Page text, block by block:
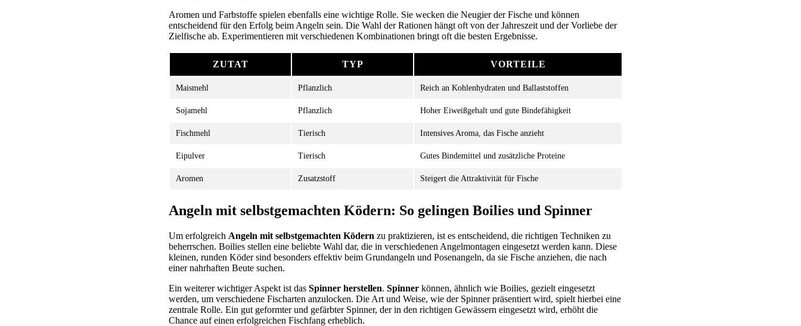
Aromen und Farbstoffe spielen ebenfalls eine wichtige Rolle. Sie wecken die Neugier der Fische und können
entscheidend für den Erfolg beim Angeln sein. Die Wahl der Rationen hängt oft von der Jahreszeit und der Vorliebe der
Zielfische ab. Experimentieren mit verschiedenen Kombinationen bringt oft die besten Ergebnisse.
ZUTAT TYP VORTEILE
Maismehl Pflanzlich Reich an Kohlenhydraten und Ballaststoffen
Sojamehl Pflanzlich Hoher Eiweißgehalt und gute Bindefähigkeit
Fischmehl Tierisch Intensives Aroma, das Fische anzieht
Eipulver Tierisch Gutes Bindemittel und zusätzliche Proteine
Aromen Zusatzstoff Steigert die Attraktivität für Fische
Angeln mit selbstgemachten Ködern: So gelingen Boilies und Spinner
Um erfolgreich Angeln mit selbstgemachten Ködern zu praktizieren, ist es entscheidend, die richtigen Techniken zu
beherrschen. Boilies stellen eine beliebte Wahl dar, die in verschiedenen Angelmontagen eingesetzt werden kann. Diese
kleinen, runden Köder sind besonders effektiv beim Grundangeln und Posenangeln, da sie Fische anziehen, die nach
einer nahrhaften Beute suchen.
Ein weiterer wichtiger Aspekt ist das Spinner herstellen. Spinner können, ähnlich wie Boilies, gezielt eingesetzt
werden, um verschiedene Fischarten anzulocken. Die Art und Weise, wie der Spinner präsentiert wird, spielt hierbei eine
zentrale Rolle. Ein gut geformter und gefärbter Spinner, der in den richtigen Gewässern eingesetzt wird, erhöht die
Chance auf einen erfolgreichen Fischfang erheblich.